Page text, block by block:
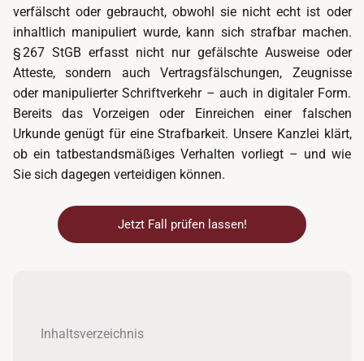
verfälscht oder gebraucht, obwohl sie nicht echt ist oder
inhaltlich manipuliert wurde, kann sich strafbar machen.
§ 267 StGB erfasst nicht nur gefälschte Ausweise oder
Atteste, sondern auch Vertragsfälschungen, Zeugnisse
oder manipulierter Schriftverkehr – auch in digitaler Form.
Bereits das Vorzeigen oder Einreichen einer falschen
Urkunde genügt für eine Strafbarkeit. Unsere Kanzlei klärt,
ob ein tatbestandsmäßiges Verhalten vorliegt – und wie
Sie sich dagegen verteidigen können.
Jetzt Fall prüfen lassen!
Inhaltsverzeichnis